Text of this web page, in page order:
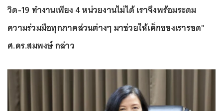
วิด-19 ทำงานเพียง 4 หน่วยงานไม่ได้ เราจึงพร้อมระดม
ความร่วมมือทุกภาคส่วนต่างๆ มาช่วยให้เด็กของเรารอด"
ศ.ดร.สมพงษ์ กล่าว